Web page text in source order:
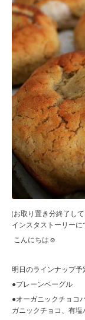
(お取り置き分終了し
インスタストーリー
こんにちは☺︎
明日のラインナップ予
●プレーンベーグル
●オーガニックチョコ
ガニックチョコ、有塩